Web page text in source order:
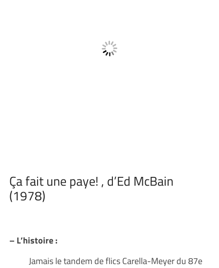
Ça fait une paye! , d’Ed McBain
(1978)
– L’histoire :
Jamais le tandem de flics Carella-Meyer du 87e